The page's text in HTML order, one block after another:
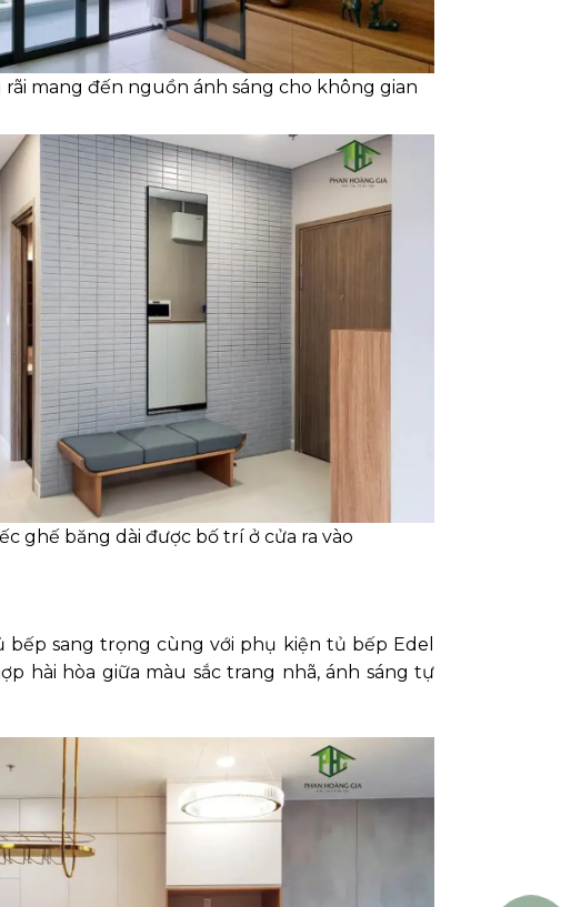
rãi mang đến nguồn ánh sáng cho không gian
ghế băng dài được bố trí ở cửa ra vào
sang trọng cùng với phụ kiện tủ bếp Edel
hài hòa giữa màu sắc trang nhã, ánh sáng tự